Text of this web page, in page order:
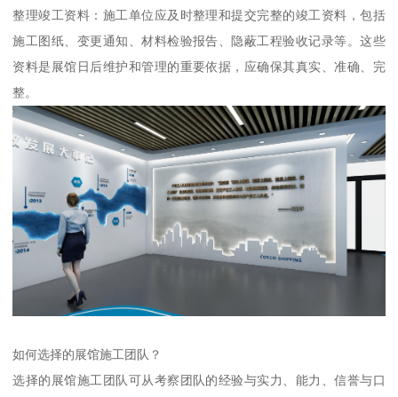
整理竣工资料：施工单位应及时整理和提交完整的竣工资料，包括
施工图纸、变更通知、材料检验报告、隐蔽工程验收记录等。这些
资料是展馆日后维护和管理的重要依据，应确保其真实、准确、完
整。
如何选择的展馆施工团队？
选择的展馆施工团队可从考察团队的经验与实力、能力、信誉与口